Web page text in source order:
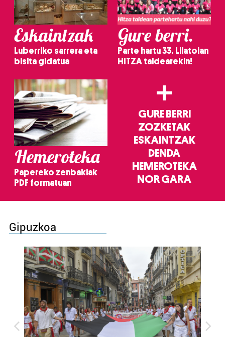
Eskaintzak
Luberriko sarrera eta
bisita gidatua
Gure berri.
Parte hartu 33. Lilatoian
HITZA taldearekin!
Hemeroteka
Papereko zenbakiak
PDF formatuan
+
GURE BERRI
ZOZKETAK
ESKAINTZAK
DENDA
HEMEROTEKA
NOR GARA
Gipuzkoa